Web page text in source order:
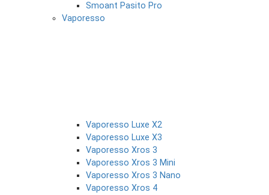
Smoant Pasito Pro
Vaporesso
Vaporesso Luxe X2
Vaporesso Luxe X3
Vaporesso Xros 3
Vaporesso Xros 3 Mini
Vaporesso Xros 3 Nano
Vaporesso Xros 4